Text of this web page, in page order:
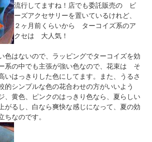
流行してますね！店でも委託販売の ビ
ーズアクセサリーを置いているけれど、
２ヶ月前くらいから ターコイズ系のア
クセは 大人気！
色はないので、ラッピングでターコイズを効
系の中でも主張が強い色なので、花束は そ
いはっきりした色にしてます。また、うるさ
的シンプルな色の花合わせの方がいいよう
、黄色、ピンクのはっきり色なら、夏らしい
がるし、白なら爽快な感じになって、夏の効
なのです。